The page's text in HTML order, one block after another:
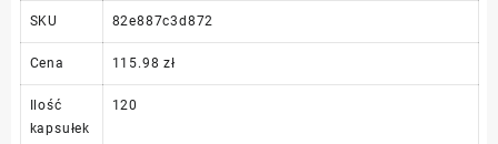
SKU 82e887c3d872
Cena 115.98 zł
Ilość
kapsułek
120